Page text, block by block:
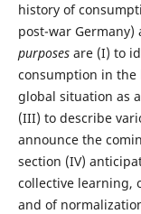
history of
post-war
purposes are (I) to
consumption in the
global situation as
(III) to describe
announce the
section (IV)
collective learning,
and of